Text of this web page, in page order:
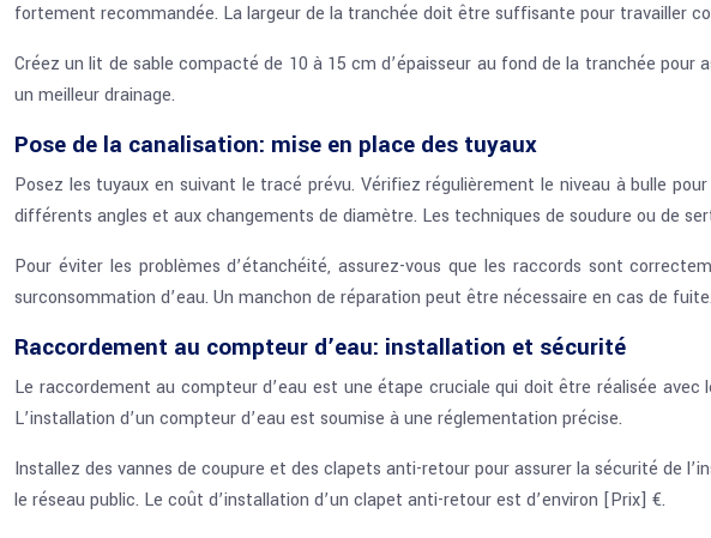
fortement recommandée. La largeur de la tranchée doit être suffisante pour travailler
Créez un lit de sable compacté de 10 à 15 cm d’épaisseur au fond de la tranchée
un meilleur drainage.
Pose de la canalisation: mise en place des tuyaux
Posez les tuyaux en suivant le tracé prévu. Vérifiez régulièrement le niveau à bulle
différents angles et aux changements de diamètre. Les techniques de soudure ou de
Pour éviter les problèmes d’étanchéité, assurez-vous que les raccords sont
surconsommation d’eau. Un manchon de réparation peut être nécessaire en cas de fuite.
Raccordement au compteur d’eau: installation et sécurité
Le raccordement au compteur d’eau est une étape cruciale qui doit être réalisée
L’installation d’un compteur d’eau est soumise à une réglementation précise.
Installez des vannes de coupure et des clapets anti-retour pour assurer la sécurité de
le réseau public. Le coût d’installation d’un clapet anti-retour est d’environ [Prix] €.